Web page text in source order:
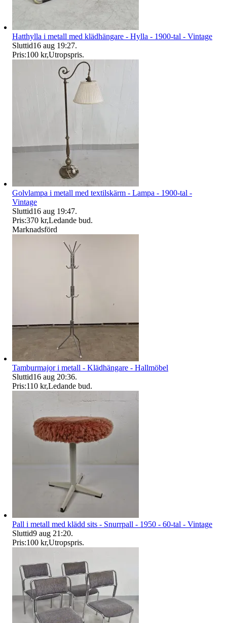
Hatthylla i metall med klädhängare - Hylla - 1900-tal - Vintage
Sluttid16 aug 19:27.
Pris:100 kr,Utropspris.
Golvlampa i metall med textilskärm - Lampa - 1900-tal -
Vintage
Sluttid16 aug 19:47.
Pris:370 kr,Ledande bud.
Marknadsförd
Tamburmajor i metall - Klädhängare - Hallmöbel
Sluttid16 aug 20:36.
Pris:110 kr,Ledande bud.
Pall i metall med klädd sits - Snurrpall - 1950 - 60-tal - Vintage
Sluttid9 aug 21:20.
Pris:100 kr,Utropspris.